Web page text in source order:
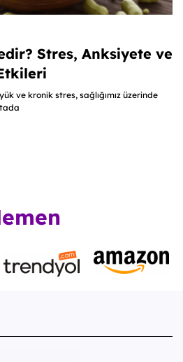
Stres, Anksiyete ve
ve kronik stres, sağlığımız üzerinde